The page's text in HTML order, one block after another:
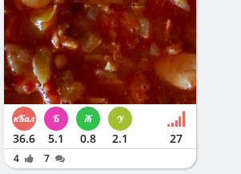
36.6 5.1 0.8 2.1 27
4 7